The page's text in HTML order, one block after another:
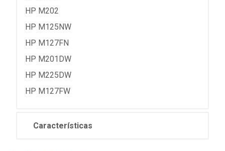
HP M202
HP M125NW
HP M127FN
HP M201DW
HP M225DW
HP M127FW
Características